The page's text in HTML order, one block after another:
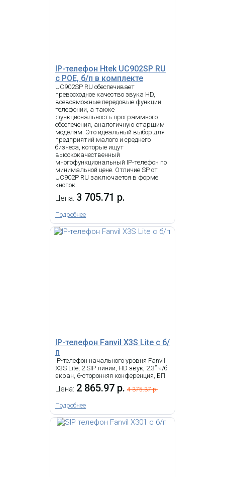
КУПИТЬ
NEW -
IP Телефон Snom D150RU
IP Телефон Snom D713
D713 это устройство начального
уровня с уникальным дизайном
для профессионального мира
VoIP-телефонии. Доступный в
черном цвете, он идеально
вписывается в любую рабочую
среду, сочетая в себе новейшие
технологии и лучшее качество
передачи голоса по
дисплей с высоким разрешением
маркировки SmartLabel для 4
светодиодных функциональных
клавиш. D713 оснащен
дюймовый цветной TFT-дисплей с
разрешением 1280 x 720 пикселей,
функциональных клавиш,
Высокоскоростное подключение по
USB 2.0
IP-телефон Htek UC902SP RU
с POE, б/п в комплекте
UC902SP RU обеспечивает
превосходное качество звука HD,
всевозможные передовые функции
телефонии, а также
функциональность программного
обеспечения, аналогичную старшим
моделям. Это идеальный выбор для
предприятий малого и среднего
бизнеса, которые ищут
высококачественный
многофункциональный IP-телефон по
минимальной цене. Отличие SP от
UC902P RU заключается в форме
кнопок.
Цена: 3 705.71 р.
Подробнее
IP-телефон Fanvil X3S Lite с б/
п
IP-телефон начального уровня Fanvil
X3S Lite, 2 SIP линии, HD звук, 2.3” ч/б
экран, 6-сторонняя конференция, БП
Цена: 2 865.97 р. 4 375.37 р.
Подробнее